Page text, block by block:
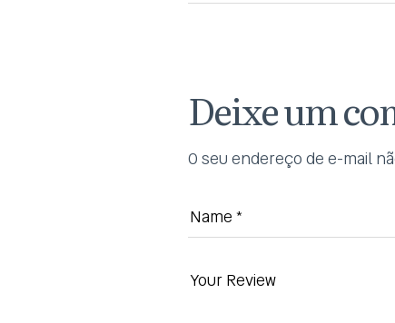
Deixe um
O seu endereço de e-mail